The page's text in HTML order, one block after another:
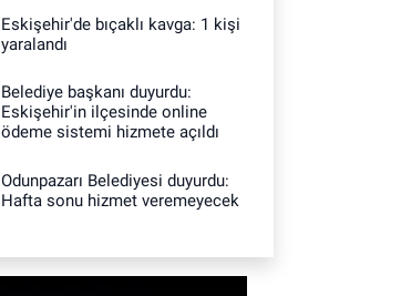
Eskişehir'de bıçaklı kavga: 1 kişi
yaralandı
Belediye başkanı duyurdu:
Eskişehir'in ilçesinde online
ödeme sistemi hizmete açıldı
Odunpazarı Belediyesi duyurdu:
Hafta sonu hizmet veremeyecek